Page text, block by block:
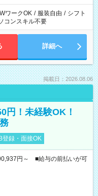
ワークOK / 服装自由 / シフト
コンスキル不要
詳細へ
掲載日：2026.08.06
円！未経験OK！
登録・面接OK
円～ ■給与の前払いが可